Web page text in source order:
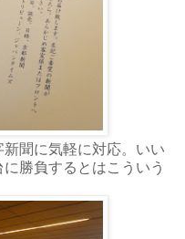
聞に気軽に対応。いい
勝負するとはこういう